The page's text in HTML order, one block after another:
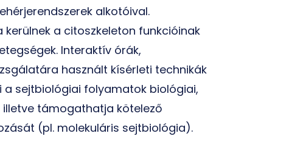
alkotóival.
a citoszkeleton funkcióinak
Interaktív órák,
használt kísérleti technikák
a sejtbiológiai folyamatok biológiai,
támogathatja kötelező
(pl. molekuláris sejtbiológia).